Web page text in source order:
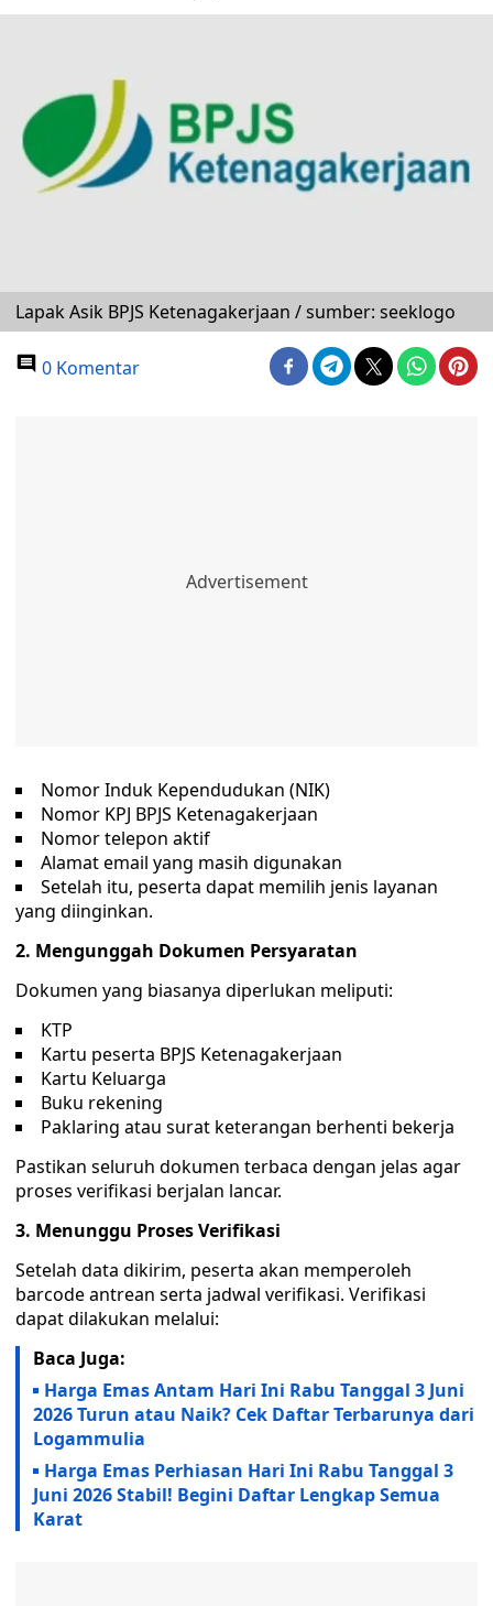
Lapak Asik BPJS Ketenagakerjaan / sumber: seeklogo
0 Komentar
Nomor Induk Kependudukan (NIK)
Nomor KPJ BPJS Ketenagakerjaan
Nomor telepon aktif
Alamat email yang masih digunakan
Setelah itu, peserta dapat memilih jenis layanan
yang diinginkan.
2. Mengunggah Dokumen Persyaratan
Dokumen yang biasanya diperlukan meliputi:
KTP
Kartu peserta BPJS Ketenagakerjaan
Kartu Keluarga
Buku rekening
Paklaring atau surat keterangan berhenti bekerja
Pastikan seluruh dokumen terbaca dengan jelas agar
proses verifikasi berjalan lancar.
3. Menunggu Proses Verifikasi
Setelah data dikirim, peserta akan memperoleh
barcode antrean serta jadwal verifikasi. Verifikasi
dapat dilakukan melalui:
Baca Juga:
Harga Emas Antam Hari Ini Rabu Tanggal 3 Juni
2026 Turun atau Naik? Cek Daftar Terbarunya dari
Logammulia
Harga Emas Perhiasan Hari Ini Rabu Tanggal 3
Juni 2026 Stabil! Begini Daftar Lengkap Semua
Karat